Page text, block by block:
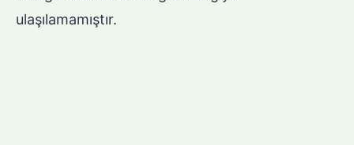
ulaşılamamıştır.